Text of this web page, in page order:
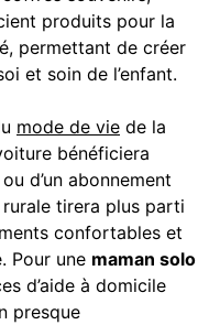
produits pour la
permettant de créer
et soin de l’enfant.
mode de vie de la
bénéficiera
d’un abonnement
rurale tirera plus parti
confortables et
Pour une maman solo
d’aide à domicile
presque